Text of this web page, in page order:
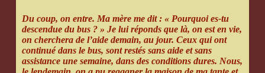
Du coup, on entre. Ma mère me dit : « Pourquoi es-tu
descendue du bus ? » Je lui réponds que là, on est en vie,
on cherchera de l’aide demain, au jour. Ceux qui ont
continué dans le bus, sont restés sans aide et sans
assistance une semaine, dans des conditions dures. Nous,